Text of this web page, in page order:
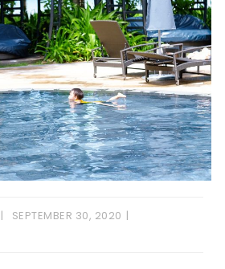
SEPTEMBER 30, 2020